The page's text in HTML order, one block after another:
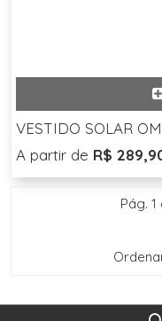
VESTIDO SOLAR
A partir de R$
Pág.